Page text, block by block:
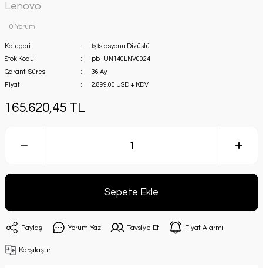
Lenovo
0 Yorum
Kategori
İş İstasyonu Dizüstü
Stok Kodu
pb_UN140LNV0024
Garanti Süresi
36 Ay
Fiyat
2.899,00 USD + KDV
165.620,45 TL
Sepete Ekle
Paylaş Yorum Yaz Tavsiye Et Fiyat Alarmı
Karşılaştır